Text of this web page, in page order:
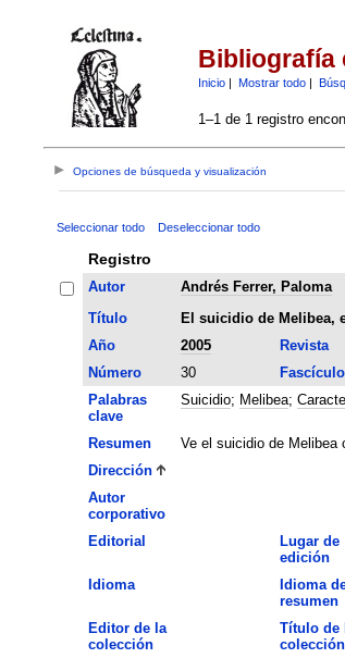
Bibliografía
Inicio| Mostrar todo|
1–1 de 1 registro
Opciones de búsqueda y visualización
Seleccionar todo Deseleccionar todo
Registro
Autor
Andrés Ferrer, Paloma
Título
El suicidio de Melibea,
Año
2005 Revista
Número
30 Fascículo
Palabras
clave
Suicidio; Melibea;
Resumen
Ve el suicidio de Melibea
Dirección
Autor
corporativo
Editorial
Lugar de
edición
Idioma
Idioma
resumen
Editor de la
colección
Título de
colección